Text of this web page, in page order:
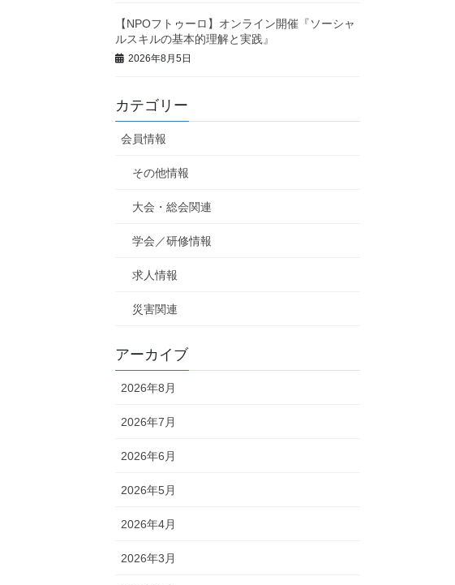
【NPOフトゥーロ】オンライン開催『ソーシャ
ルスキルの基本的理解と実践』
2026年8月5日
カテゴリー
会員情報
その他情報
大会・総会関連
学会／研修情報
求人情報
災害関連
アーカイブ
2026年8月
2026年7月
2026年6月
2026年5月
2026年4月
2026年3月